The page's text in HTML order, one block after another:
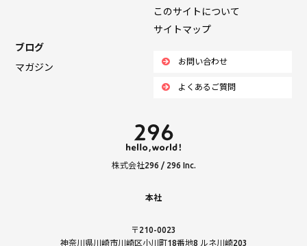
このサイトについて
サイトマップ
ブログ
マガジン
お問い合わせ
よくあるご質問
株式会社296 / 296 Inc.
本社
〒210-0023
神奈川県川崎市川崎区小川町18番地8 ルネ川崎203